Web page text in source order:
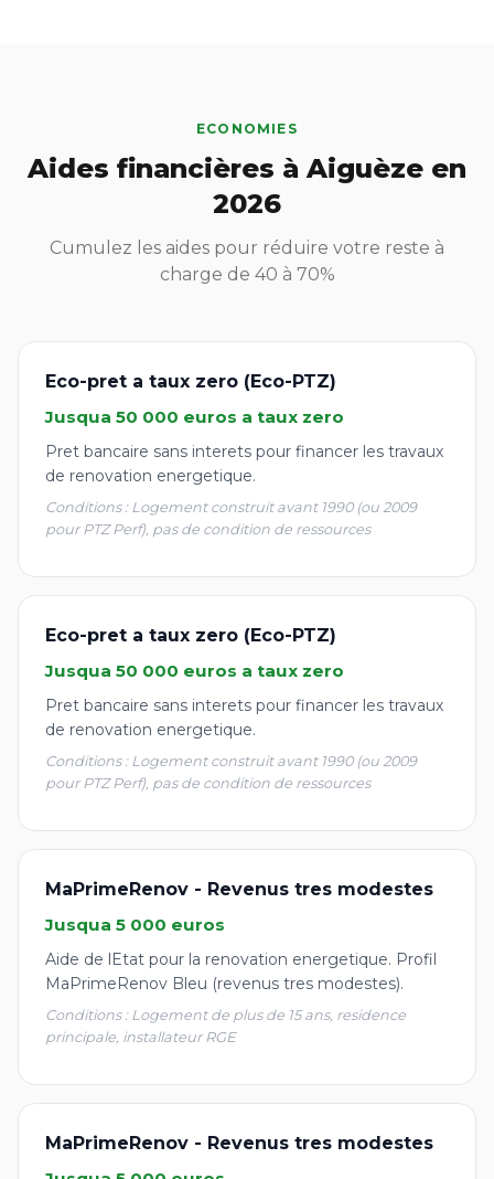
ECONOMIES
Aides financières à Aiguèze en
2026
Cumulez les aides pour réduire votre reste à
charge de 40 à 70%
Eco-pret a taux zero (Eco-PTZ)
Jusqua 50 000 euros a taux zero
Pret bancaire sans interets pour financer les travaux
de renovation energetique.
Conditions : Logement construit avant 1990 (ou 2009
pour PTZ Perf), pas de condition de ressources
Eco-pret a taux zero (Eco-PTZ)
Jusqua 50 000 euros a taux zero
Pret bancaire sans interets pour financer les travaux
de renovation energetique.
Conditions : Logement construit avant 1990 (ou 2009
pour PTZ Perf), pas de condition de ressources
MaPrimeRenov - Revenus tres modestes
Jusqua 5 000 euros
Aide de lEtat pour la renovation energetique. Profil
MaPrimeRenov Bleu (revenus tres modestes).
Conditions : Logement de plus de 15 ans, residence
principale, installateur RGE
MaPrimeRenov - Revenus tres modestes